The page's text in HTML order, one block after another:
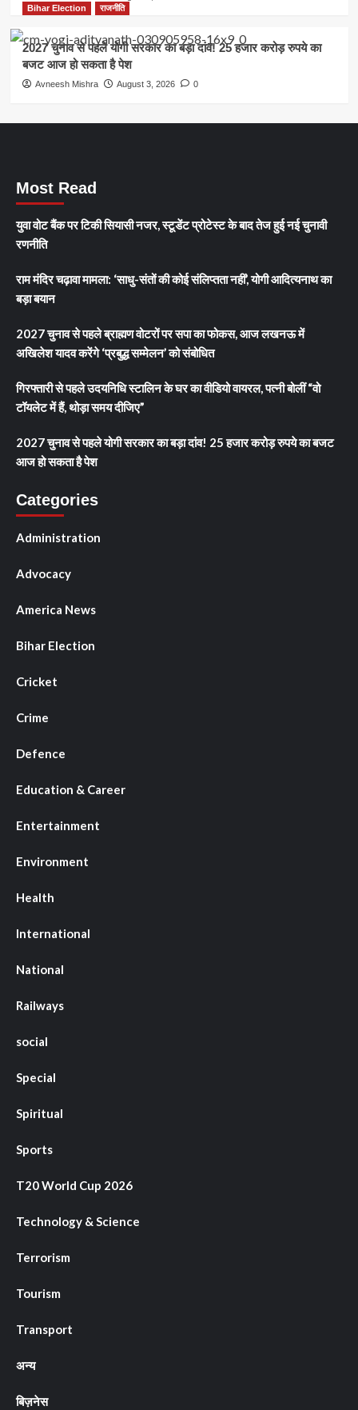
Bihar Election
राजनीति
2027 चुनाव से पहले योगी सरकार का बड़ा दांव! 25 हजार करोड़ रुपये का
बजट आज हो सकता है पेश
Avneesh Mishra August 3, 2026 0
Most Read
युवा वोट बैंक पर टिकी सियासी नजर, स्टूडेंट प्रोटेस्ट के बाद तेज हुई नई चुनावी
रणनीति
राम मंदिर चढ़ावा मामला: ‘साधु-संतों की कोई संलिप्तता नहीं’, योगी आदित्यनाथ का
बड़ा बयान
2027 चुनाव से पहले ब्राह्मण वोटरों पर सपा का फोकस, आज लखनऊ में
अखिलेश यादव करेंगे ‘प्रबुद्ध सम्मेलन’ को संबोधित
गिरफ्तारी से पहले उदयनिधि स्टालिन के घर का वीडियो वायरल, पत्नी बोलीं “वो
टॉयलेट में हैं, थोड़ा समय दीजिए”
2027 चुनाव से पहले योगी सरकार का बड़ा दांव! 25 हजार करोड़ रुपये का बजट
आज हो सकता है पेश
Categories
Administration
Advocacy
America News
Bihar Election
Cricket
Crime
Defence
Education & Career
Entertainment
Environment
Health
International
National
Railways
social
Special
Spiritual
Sports
T20 World Cup 2026
Technology & Science
Terrorism
Tourism
Transport
अन्य
बिज़नेस